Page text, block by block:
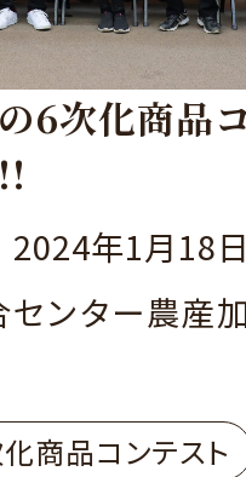
6次化商品
2024年1月18
ンター農産
商品コンテスト